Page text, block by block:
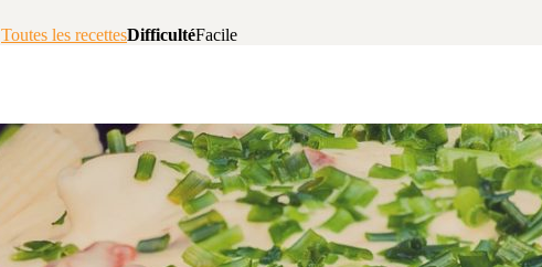
Toutes les recettesDifficultéFacile